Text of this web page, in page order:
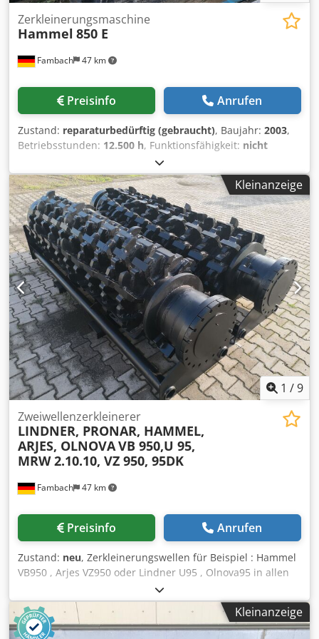
Fambach 47 km
Zerkleinerungsmaschine
Hammel 850 E
Preisinfo Anrufen
Zustand: reparaturbedürftig (gebraucht), Baujahr: 2003,
Betriebsstunden: 12.500 h, Funktionsfähigkeit: nicht
, Hammel VB 850 E stationär mit Magnet
Dcodpfxjyt Iaws Acajk + 2 Paar neuen Wellen Maschine ist
ohne Getriebe.
Kleinanzeige
1 /9
Fambach 47 km
Zweiwellenzerkleinerer
LINDNER, PRONAR, HAMMEL,
ARJES, OLNOVAVB 950,U 95,
MRW 2.10.10, VZ 950, 95DK
Preisinfo Anrufen
Zustand: neu, Zerkleinerungswellen für Beispiel : Hammel
VB950 , Arjes VZ950 oder Lindner U95 , Olnova95 in allen
Varianten erhältlich: 6-8-8 8-8-8, 10-8-8 6-10-10 8-10-10,
10-10-10, 12-10-10 Dsdefg Adlopfx Acasck usw Die WERT
GmbH stellt exklusiv Zerkleinerungswellen für die
Zerkleinerung von Metall, Holz, Altholz, Wurzeln,
Kleinanzeige